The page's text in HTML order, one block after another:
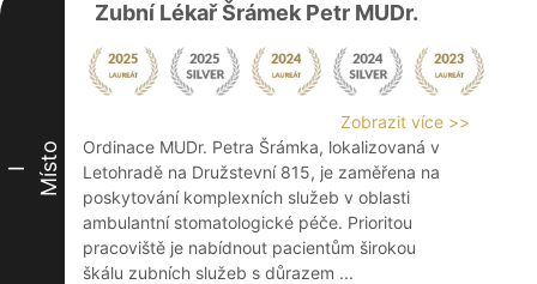
I Místo
Zubní Lékař Šrámek Petr MUDr.
Zobrazit více >>
Ordinace MUDr. Petra Šrámka, lokalizovaná v
Letohradě na Družstevní 815, je zaměřena na
poskytování komplexních služeb v oblasti
ambulantní stomatologické péče. Prioritou
pracoviště je nabídnout pacientům širokou
škálu zubních služeb s důrazem ...